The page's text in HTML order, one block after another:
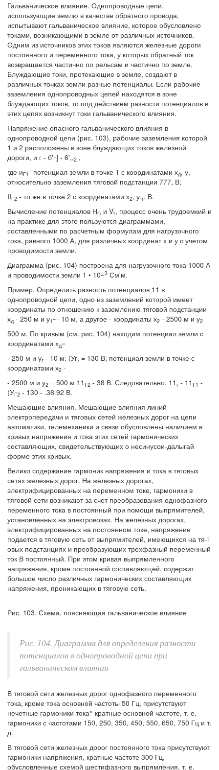
Гальваническое влияние. Однопроводные цепи,
использующие землю в качестве обратного провода,
испытывают гальваническое влияние, которое обусловлено
токами, возникающими в земле от различных источников.
Одним из источников этих токов являются железные дороги
постоянного и переменного тока, у которых обратный ток
возвращается частично по рельсам и частично по земле.
Блуждающие токи, протекающие в земле, создают в
различных точках земли разные потенциалы. Если рабочие
заземления однопроводных цепей находятся в зоне
блуждающих токов, то под действием разности потенциалов в
этих цепях возникнут токи гальванического влияния.
Напряжение опасного гальванического влияния в
однопроводной цепи (рис. 103), рабочие заземления которой
1 и 2 расположены в зоне блуждающих токов железной
дороги, и г - б'Г] - 6',,2 ,
где иГ1- потенциал земли в точке 1 с координатами хд, у,
относительно заземления тяговой подстанции 777, В;
IIГ2 - то же в точке 2 с координатами х2, у.г, В.
Вычисление потенциалов Нг) и Vг, процесс очень трудоемкий и
на практике для этого пользуются диаграммами,
составленными по расчетным формулам для нагрузочного
тока, равного 1000 А, для различных координат х и у с учетом
проводимости земли.
Диаграмма (рис. 104) построена для нагрузочного тока 1000 А
и проводимости земли 1 • 10~3 См'м.
Пример. Определить разность потенциалов 11 в
однопроводной цепи, одно нз заземлений которой имеет
координаты по отношению к заземлению тяговой подстанции
хд - 250 м и у1 ~- 10 м, а другое - координаты х2 - 2500 м и у2
500 м. По кривым (см. рис. 104) находим потенциал земли с
координатами хд=
- 250 м и уг - 10 м: (Уг, = 130 В; потенциал земли в точке с
координатами х2 -
- 2500 м и у2 = 500 м 11 Г2 - 38 В. Следовательно, 11 г - 11 Г1 -
(УГ2 - 130 - .38 92 В.
Мешающие влияния. Мешающие влияния линий
электропередачи и тяговых сетей железных дорог на цепи
автоматики, телемеханики и связи обусловлены наличием в
кривых напряжения и тока этих сетей гармонических
составляющих, свидетельствующих о несинусои-далыгай
форме этих кривых.
Велико содержание гармоник напряжения и тока в тяговых
сетях железных дорог. На железных дорогах,
электрифицированных на переменном токе, гармоники в
тяговой сети возникают за счет преобразования однофазного
переменного тока в постоянный при помощи выпрямителей,
установленных на электровозах. На железных дорогах,
электрифицированных на постоянном токе, напряжение
подается в тяговую сеть от выпрямителей, имеющихся на тя-i
овых подстанциях и преобразующих трехфазный переменный
ток В постоянный. При этом кривая выпрямленного
напряжения, кроме постоянной составляющей, содержит
большое число различных гармонических составляющих
напряжения, проникающих в тяговую сеть.
Рис. 103. Схема, поясняющая гальваническое влияние
Рис. 104. Диаграмма для определения разности
потенциалов в однопроводной цепи при
гальваническом влиянии
В тяговой сети железных дорог однофазного переменного
тока, кроме тока основной частоты 50 Гц, присутствуют
нечетные гармоники тока^ кратные основной частоте, т. е.
гармоники с частотами 150, 250, 350, 450, 550, 650, 750 Гц и т.
д.
В тяговой сети железных дорог постоянного тока присутствуют
гармоники напряжения, кратные частоте 300 Гц,
обусловленные схемой шестифазного выпрямления, т. е.